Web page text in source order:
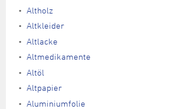
Altholz
Altkleider
Altlacke
Altmedikamente
Altöl
Altpapier
Aluminiumfolie